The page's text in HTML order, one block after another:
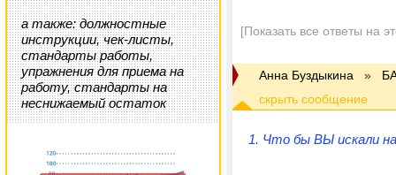
а также: должностные
инструкции, чек-листы,
стандарты работы,
упражнения для приема на
работу, стандарты на
неснижаемый остаток
[Показать все ответы на
Анна Буздыкина »
1. Что бы ВЫ искали